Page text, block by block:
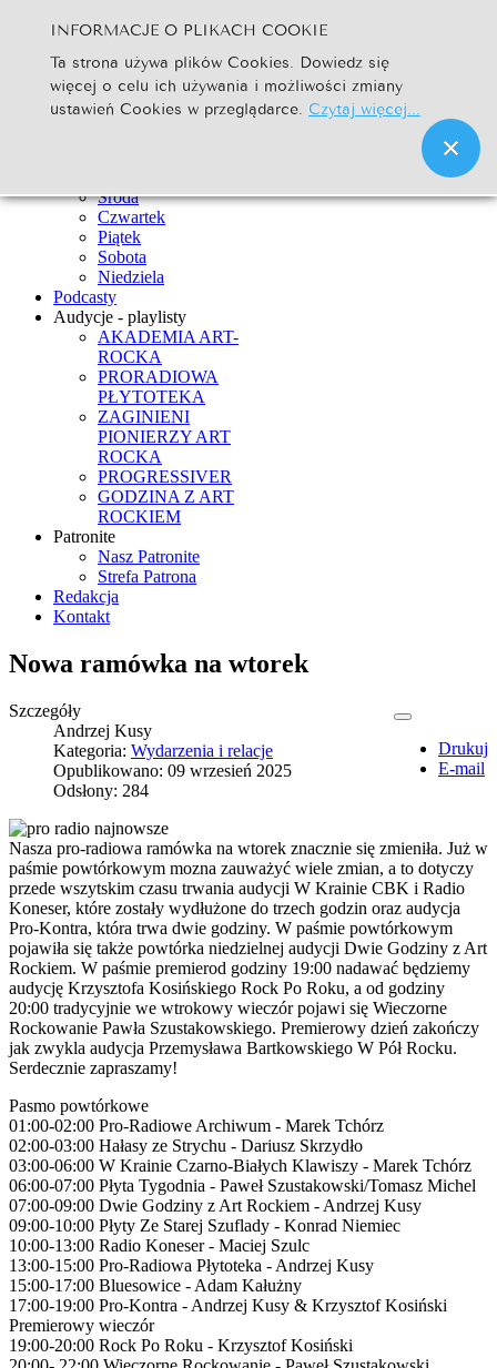
Szukaj... Go
Strona Główna
Newsy
Środa
Czwartek
Piątek
Sobota
Niedziela
Podcasty
Audycje - playlisty
AKADEMIA ART-
ROCKA
PRORADIOWA
PŁYTOTEKA
ZAGINIENI
PIONIERZY ART
ROCKA
PROGRESSIVER
GODZINA Z ART
ROCKIEM
Patronite
Nasz Patronite
Strefa Patrona
Redakcja
Kontakt
Nowa ramówka na wtorek
Drukuj
E-mail
Szczegóły
Andrzej Kusy
Kategoria: Wydarzenia i relacje
Opublikowano: 09 wrzesień 2025
Odsłony: 284
Nasza pro-radiowa ramówka na wtorek znacznie się zmieniła. Już w
paśmie powtórkowym mozna zauważyć wiele zmian, a to dotyczy
przede wszytskim czasu trwania audycji W Krainie CBK i Radio
Koneser, które zostały wydłużone do trzech godzin oraz audycja
Pro-Kontra, która trwa dwie godziny. W paśmie powtórkowym
pojawiła się także powtórka niedzielnej audycji Dwie Godziny z Art
Rockiem. W paśmie premierod godziny 19:00 nadawać będziemy
audycję Krzysztofa Kosińskiego Rock Po Roku, a od godziny
20:00 tradycyjnie we wtrokowy wieczór pojawi się Wieczorne
Rockowanie Pawła Szustakowskiego. Premierowy dzień zakończy
jak zwykla audycja Przemysława Bartkowskiego W Pół Rocku.
Serdecznie zapraszamy!
Pasmo powtórkowe
01:00-02:00 Pro-Radiowe Archiwum - Marek Tchórz
02:00-03:00 Hałasy ze Strychu - Dariusz Skrzydło
03:00-06:00 W Krainie Czarno-Białych Klawiszy - Marek Tchórz
06:00-07:00 Płyta Tygodnia - Paweł Szustakowski/Tomasz Michel
07:00-09:00 Dwie Godziny z Art Rockiem - Andrzej Kusy
09:00-10:00 Płyty Ze Starej Szuflady - Konrad Niemiec
10:00-13:00 Radio Koneser - Maciej Szulc
13:00-15:00 Pro-Radiowa Płytoteka - Andrzej Kusy
15:00-17:00 Bluesowice - Adam Kałużny
17:00-19:00 Pro-Kontra - Andrzej Kusy & Krzysztof Kosiński
Premierowy wieczór
19:00-20:00 Rock Po Roku - Krzysztof Kosiński
INFORMACJE O PLIKACH COOKIE
Ta strona używa plików Cookies. Dowiedz się
więcej o celu ich używania i możliwości zmiany
ustawień Cookies w przeglądarce. Czytaj więcej...